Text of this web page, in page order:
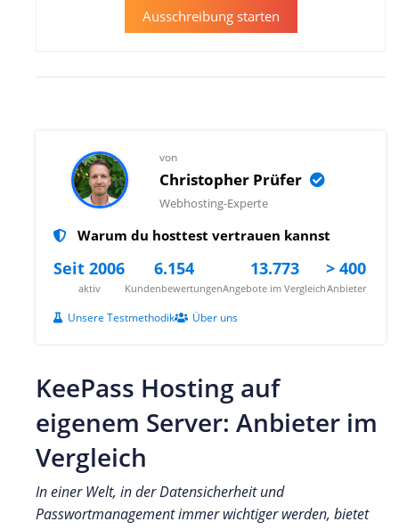
Ausschreibung starten
von
Christopher Prüfer
Webhosting-Experte
Warum du hosttest vertrauen kannst
Seit 2006
aktiv
6.154
Kundenbewertungen
13.773
Angebote im Vergleich
> 400
Anbieter
Unsere Testmethodik Über uns
KeePass Hosting auf
eigenem Server: Anbieter im
Vergleich
In einer Welt, in der Datensicherheit und
Passwortmanagement immer wichtiger werden, bietet